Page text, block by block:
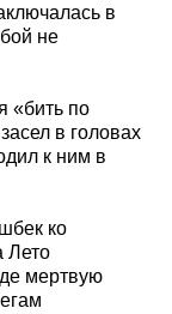
в
не
«бить по
в головах
к ним в
ко
Лето
мертвую